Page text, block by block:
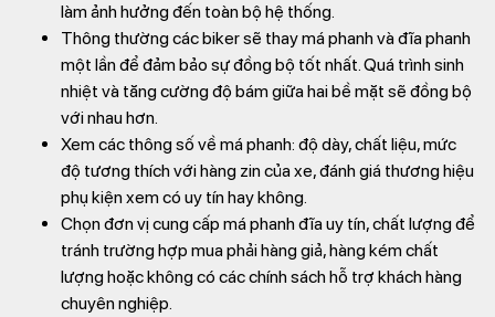
làm ảnh hưởng đến toàn bộ hệ thống.
Thông thường các biker sẽ thay má phanh và đĩa phanh
một lần để đảm bảo sự đồng bộ tốt nhất. Quá trình sinh
nhiệt và tăng cường độ bám giữa hai bề mặt sẽ đồng bộ
với nhau hơn.
Xem các thông số về má phanh: độ dày, chất liệu, mức
độ tương thích với hàng zin của xe, đánh giá thương hiệu
phụ kiện xem có uy tín hay không.
Chọn đơn vị cung cấp má phanh đĩa uy tín, chất lượng để
tránh trường hợp mua phải hàng giả, hàng kém chất
lượng hoặc không có các chính sách hỗ trợ khách hàng
chuyên nghiệp.